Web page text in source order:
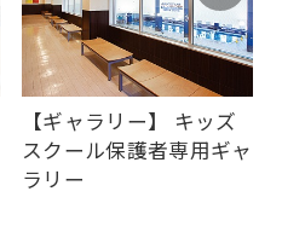
【ギャラリー】 キッズ
スクール保護者専用ギャ
ラリー
link
below
(start
automatic
translation)